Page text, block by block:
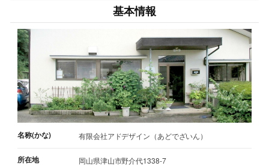
基本情報
名称(かな) 有限会社アドデザイン（あどでざいん）
所在地 岡山県津山市野介代1338-7